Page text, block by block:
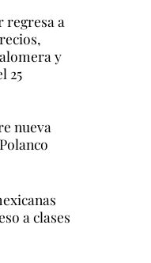
regresa a
y
25
nueva
a clases